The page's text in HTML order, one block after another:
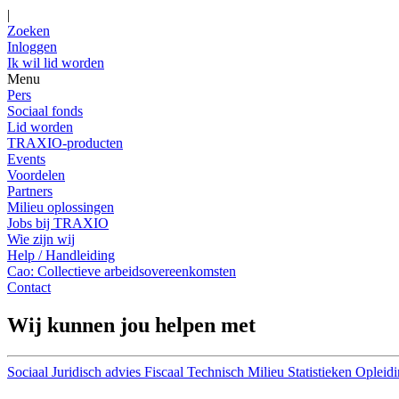
|
Zoeken
Inloggen
Ik wil lid worden
Menu
Pers
Sociaal fonds
Lid worden
TRAXIO-producten
Events
Voordelen
Partners
Milieu oplossingen
Jobs bij TRAXIO
Wie zijn wij
Help / Handleiding
Cao: Collectieve arbeidsovereenkomsten
Contact
Wij kunnen jou helpen met
Sociaal Juridisch advies Fiscaal Technisch Milieu Statistieken